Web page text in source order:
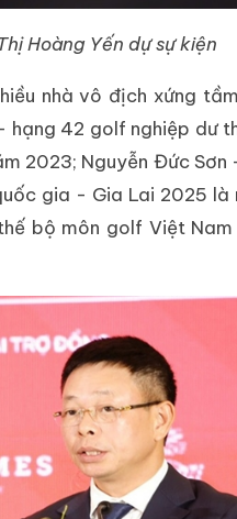
Hoàng Yến dự sự kiện
nhà vô địch xứng
42 golf nghiệp dư
2023; Nguyễn Đức
gia - Gia Lai 2025 là
bộ môn golf Việt